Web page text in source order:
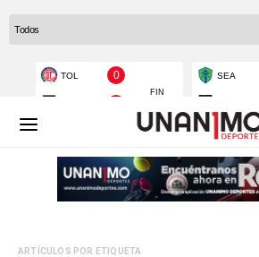
ARTÍCULOS POR ETIQUETA